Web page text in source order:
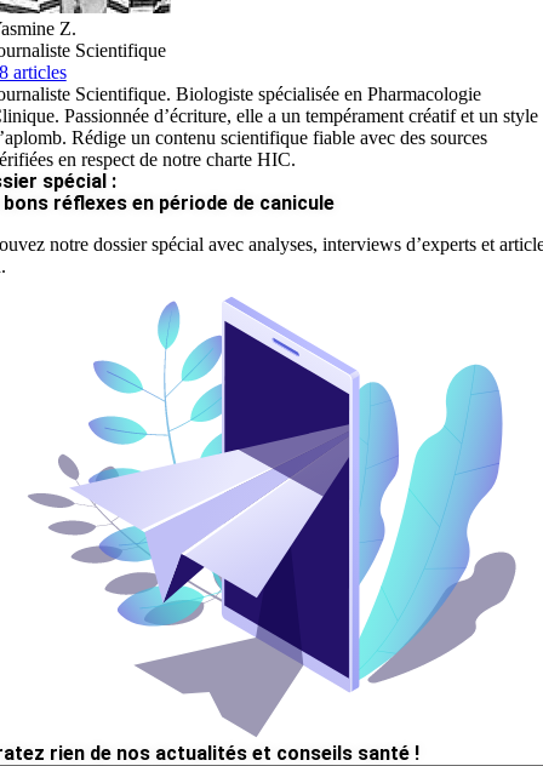
Z.
Scientifique
articles
Scientifique. Biologiste spécialisée en Pharmacologie
Passionnée d’écriture, elle a un tempérament créatif et un style
Rédige un contenu scientifique fiable avec des sources
en respect de notre charte HIC.
spécial :
bons réflexes en période de canicule
notre dossier spécial avec analyses, interviews d’experts et
rien de nos actualités et conseils santé !